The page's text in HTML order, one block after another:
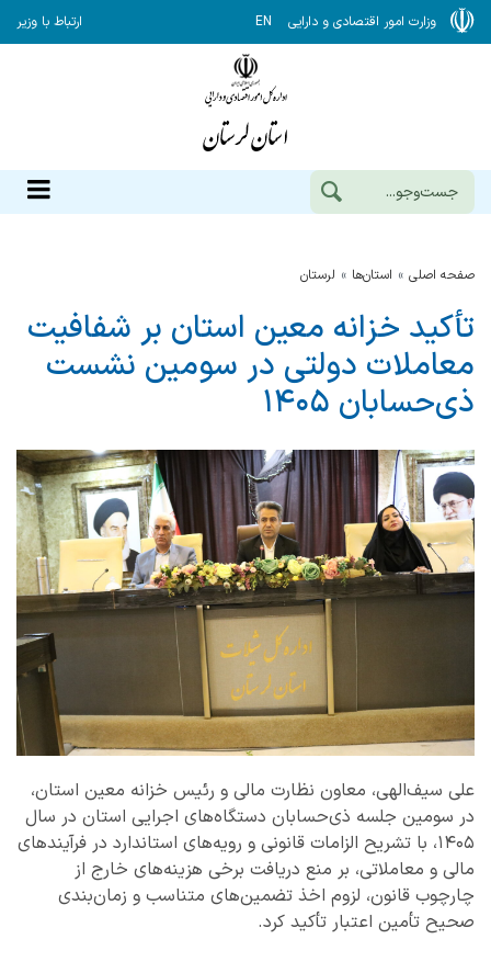
وزارت امور اقتصادی و دارایی EN ارتباط با وزیر
صفحه اصلی استان‌ها لرستان
تأکید خزانه معین استان بر شفافیت
معاملات دولتی در سومین نشست
ذی‌حسابان ۱۴۰۵
علی سیف‌الهی، معاون نظارت مالی و رئیس خزانه معین استان،
در سومین جلسه ذی‌حسابان دستگاه‌های اجرایی استان در سال
۱۴۰۵، با تشریح الزامات قانونی و رویه‌های استاندارد در فرآیندهای
مالی و معاملاتی، بر منع دریافت برخی هزینه‌های خارج از
چارچوب قانون، لزوم اخذ تضمین‌های متناسب و زمان‌بندی
صحیح تأمین اعتبار تأکید کرد.